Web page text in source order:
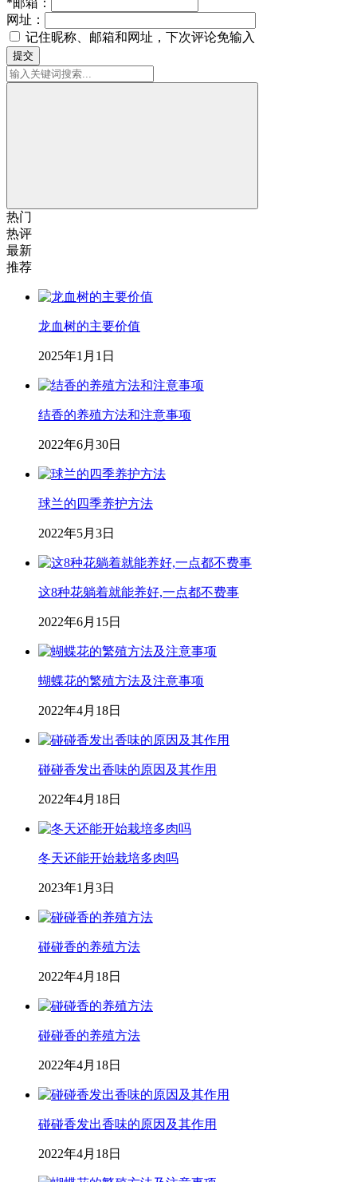
*邮箱：
网址：
记住昵称、邮箱和网址，下次评论免输入
提交
热门
热评
最新
推荐
龙血树的主要价值
2025年1月1日
结香的养殖方法和注意事项
2022年6月30日
球兰的四季养护方法
2022年5月3日
这8种花躺着就能养好,一点都不费事
2022年6月15日
蝴蝶花的繁殖方法及注意事项
2022年4月18日
碰碰香发出香味的原因及其作用
2022年4月18日
冬天还能开始栽培多肉吗
2023年1月3日
碰碰香的养殖方法
2022年4月18日
碰碰香的养殖方法
2022年4月18日
碰碰香发出香味的原因及其作用
2022年4月18日